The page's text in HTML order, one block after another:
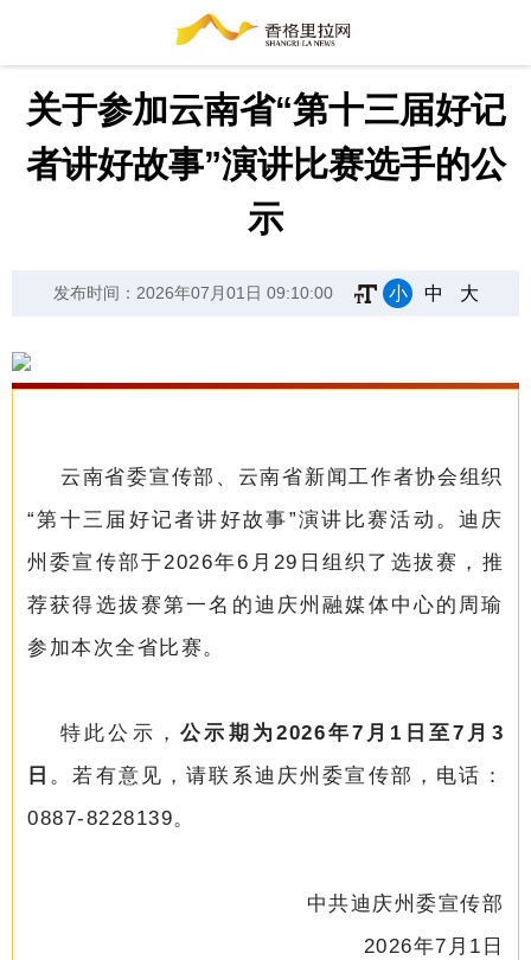
关于参加云南省“第十三届好记
者讲好故事”演讲比赛选手的公
示
发布时间：2026年07月01日 09:10:00 小 中 大
云南省委宣传部、云南省新闻工作者协会组织
“第十三届好记者讲好故事”演讲比赛活动。迪庆
州委宣传部于2026年6月29日组织了选拔赛，推
荐获得选拔赛第一名的迪庆州融媒体中心的周瑜
参加本次全省比赛。
特此公示，公示期为2026年7月1日至7月3
日 。若有意见，请联系迪庆州委宣传部，电话：
0887-8228139。
中共迪庆州委宣传部
2026年7月1日